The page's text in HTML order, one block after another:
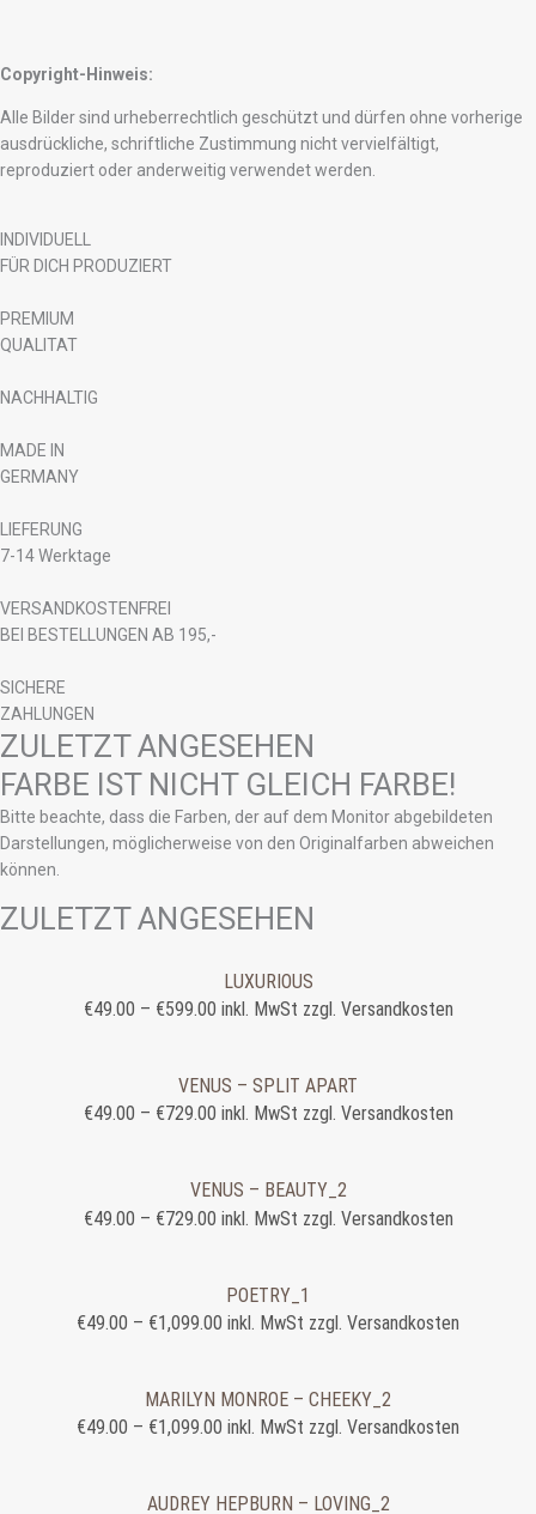
Copyright-Hinweis:
Alle Bilder sind urheberrechtlich geschützt und dürfen ohne vorherige
ausdrückliche, schriftliche Zustimmung nicht vervielfältigt,
reproduziert oder anderweitig verwendet werden.
INDIVIDUELL
FÜR DICH PRODUZIERT
PREMIUM
QUALITAT
NACHHALTIG
MADE IN
GERMANY
LIEFERUNG
7-14 Werktage
VERSANDKOSTENFREI
BEI BESTELLUNGEN AB 195,-
SICHERE
ZAHLUNGEN
ZULETZT ANGESEHEN
FARBE IST NICHT GLEICH FARBE!
Bitte beachte, dass die Farben, der auf dem Monitor abgebildeten
Darstellungen, möglicherweise von den Originalfarben abweichen
können.
ZULETZT ANGESEHEN
LUXURIOUS
€49.00 – €599.00 inkl. MwSt zzgl. Versandkosten
VENUS – SPLIT APART
€49.00 – €729.00 inkl. MwSt zzgl. Versandkosten
VENUS – BEAUTY_2
€49.00 – €729.00 inkl. MwSt zzgl. Versandkosten
POETRY_1
€49.00 – €1,099.00 inkl. MwSt zzgl. Versandkosten
MARILYN MONROE – CHEEKY_2
€49.00 – €1,099.00 inkl. MwSt zzgl. Versandkosten
AUDREY HEPBURN – LOVING_2